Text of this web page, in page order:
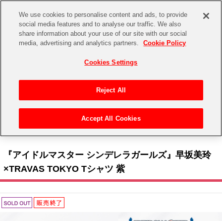
CHANNEL STORE EVENT
ゲーム 電子書籍
アイドルマスターシリーズ
アイドルマスター
アイドルマスター SideM
アイドルマスター シャイニーカラーズ
イベントグッズ
トイ・ホビー
> 『アイドルマスター シンデレラガールズ』早坂美玲×TRAVAS TOKYO > 『アイ
『アイドルマスター シンデレラガールズ』早坂美玲
×TRAVAS TOKYO Tシャツ 紫
We use cookies to personalise content and ads, to provide
social media features and to analyse our traffic. We also
share information about your use of our site with our social
media, advertising and analytics partners.
Cookie Policy
Cookies Settings
Reject All
Accept All Cookies